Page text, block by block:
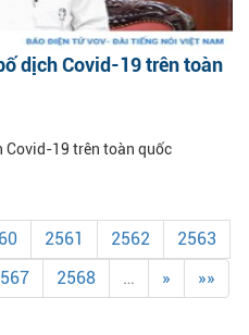
dịch Covid-19 trên toàn
Covid-19 trên toàn quốc
2561 2562
2563
2568 … » »»